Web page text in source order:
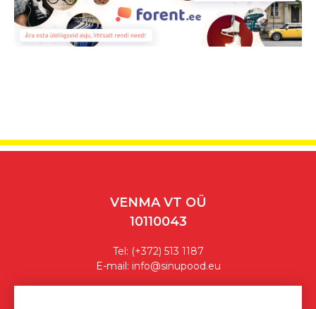
VENMA VT OÜ
10110043
Tel: (+372) 513 1187
E-mail: info@sinupood.eu